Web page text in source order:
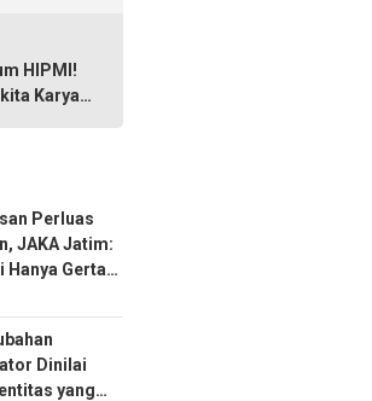
HIPMI!
Karya
Perluas
JAKA Jatim:
Hanya Gertak
Dinilai
yang